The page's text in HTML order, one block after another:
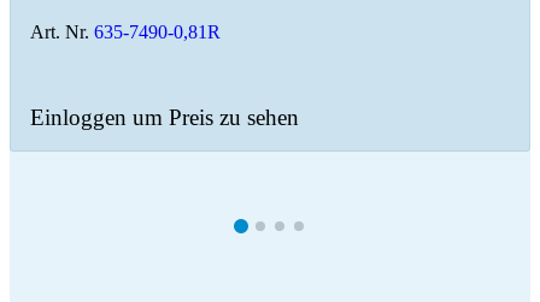
Art. Nr. 635-7490-0,81R
Einloggen um Preis zu sehen